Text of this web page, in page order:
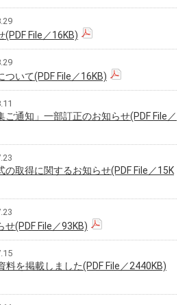
File／16KB)
いて(PDF File／16KB)
ご通知」一部訂正のお知らせ(PDF File／
取得に関するお知らせ(PDF File／15K
(PDF File／93KB)
料を掲載しました(PDF File／2440KB)